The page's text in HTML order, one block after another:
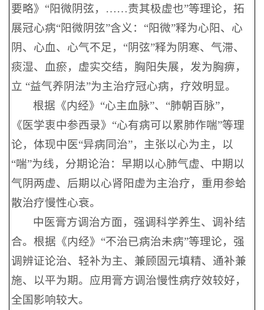
要略》“阳微阴弦，……责其极虚也”等理论，拓
展冠心病“阳微阴弦”含义：“阳微”释为心阳、心
阴、心血、心气不足，“阴弦”释为阴寒、气滞、
痰湿、血瘀，虚实交结，胸阳失展，发为胸痹，
立 “益气养阴法”为主治疗冠心病，疗效明显。
根据《内经》“心主血脉”、“肺朝百脉”，
《医学衷中参西录》“心有病可以累肺作喘”等理
论，体现中医“异病同治”，主张以心为主，以
“喘”为线，分期论治：早期以心肺气虚、中期以
气阴两虚、后期以心肾阳虚为主治疗，重用参蛤
散治疗慢性心衰。
中医膏方调治方面，强调科学养生、调补结
合。根据《内经》“不治已病治未病”等理论，强
调辨证论治、轻补为主、兼顾固元填精、通补兼
施、以平为期。应用膏方调治慢性病疗效较好，
全国影响较大。